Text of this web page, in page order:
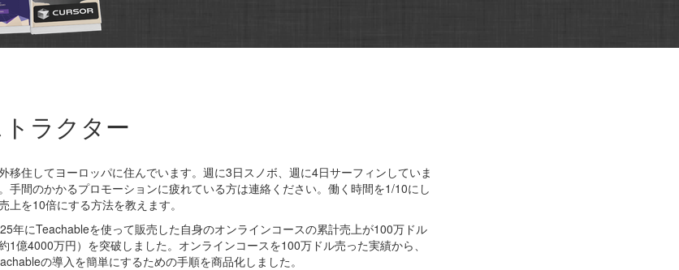
ラクター
移住してヨーロッパに住んでいます。週に3日スノボ、週に4日サーフィンしていま
手間のかかるプロモーションに疲れている方は連絡ください。働く時間を1/10にし
上を10倍にする方法を教えます。
年にTeachableを使って販売した自身のオンラインコースの累計売上が100万ドル
約1億4000万円）を突破しました。オンラインコースを100万ドル売った実績から、
の導入を簡単にするための手順を商品化しました。